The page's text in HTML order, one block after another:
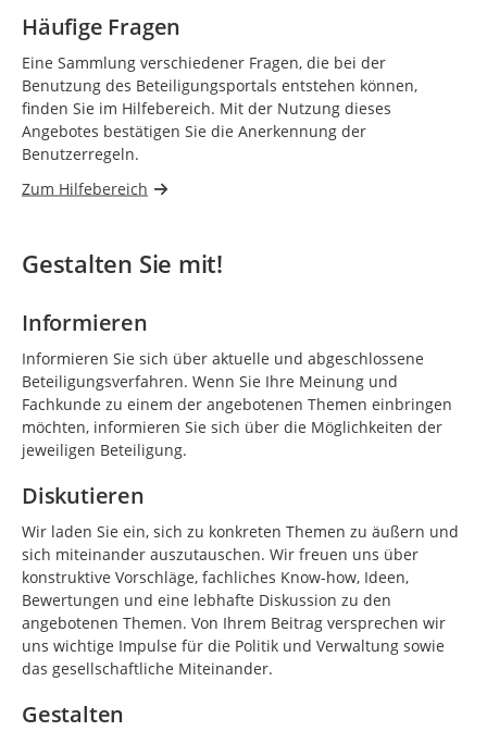
Häufige Fragen
Eine Sammlung verschiedener Fragen, die bei der
Benutzung des Beteiligungsportals entstehen können,
finden Sie im Hilfebereich. Mit der Nutzung dieses
Angebotes bestätigen Sie die Anerkennung der
Benutzerregeln.
Zum Hilfebereich
Gestalten Sie mit!
Informieren
Informieren Sie sich über aktuelle und abgeschlossene
Beteiligungsverfahren. Wenn Sie Ihre Meinung und
Fachkunde zu einem der angebotenen Themen einbringen
möchten, informieren Sie sich über die Möglichkeiten der
jeweiligen Beteiligung.
Diskutieren
Wir laden Sie ein, sich zu konkreten Themen zu äußern und
sich miteinander auszutauschen. Wir freuen uns über
konstruktive Vorschläge, fachliches Know-how, Ideen,
Bewertungen und eine lebhafte Diskussion zu den
angebotenen Themen. Von Ihrem Beitrag versprechen wir
uns wichtige Impulse für die Politik und Verwaltung sowie
das gesellschaftliche Miteinander.
Gestalten